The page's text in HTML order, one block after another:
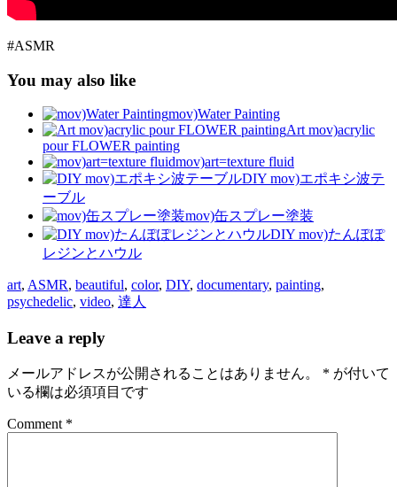
#ASMR
You may also like
mov)Water Painting
Art mov)acrylic
pour FLOWER painting
mov)art=texture fluid
DIY mov)エポキシ波テ
ーブル
mov)缶スプレー塗装
DIY mov)たんぽぽ
レジンとハウル
art, ASMR, beautiful, color, DIY, documentary, painting,
psychedelic, video, 達人
Leave a reply
メールアドレスが公開されることはありません。 * が付いて
いる欄は必須項目です
Comment *